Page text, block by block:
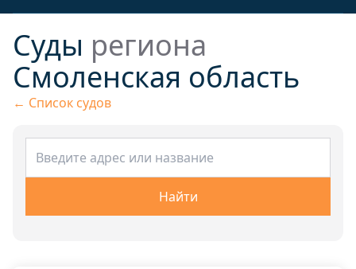
Суды региона
Смоленская область
← Список судов
Найти